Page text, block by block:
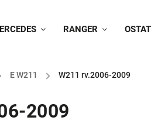
RANGER
E W211 /
W211 rv.2006-2009
2009